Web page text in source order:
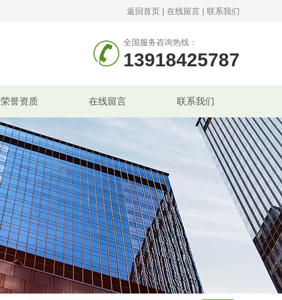
返回首页 | 在线留言 | 联系我们
全国服务咨询热线：
13918425787
荣誉资质 在线留言 联系我们